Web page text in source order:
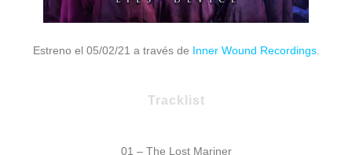
Estreno el 05/02/21 a través de Inner Wound Recordings.
Tracklist
01 – The Lost Mariner